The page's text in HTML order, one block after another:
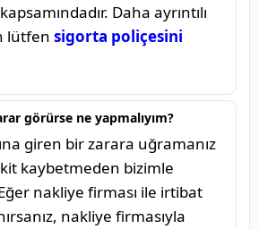
Daha ayrıntılı
lütfen sigorta poliçesini
görürse ne yapmalıyım?
giren bir zarara uğramanız
kaybetmeden bizimle
nakliye firması ile irtibat
nakliye firmasıyla